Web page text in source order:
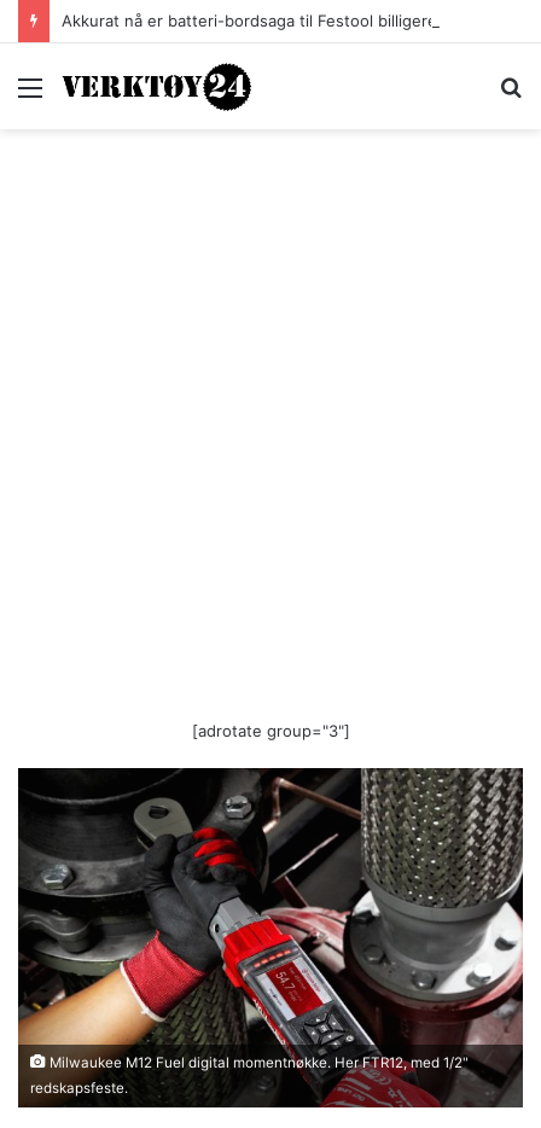
Akkurat nå er batteri-bordsaga til Festool billigere
Meny
[adrotate group="3"]
Milwaukee M12 Fuel digital momentnøkke. Her FTR12, med 1/2"
redskapsfeste.